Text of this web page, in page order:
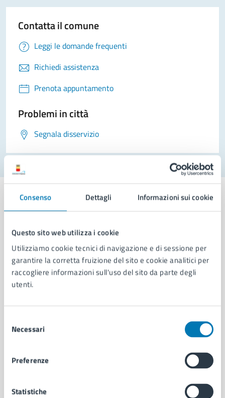
Consenso Dettagli Informazioni sui cookie
Questo sito web utilizza i cookie
Utilizziamo cookie tecnici di navigazione e di sessione per
garantire la corretta fruizione del sito e cookie analitici per
raccogliere informazioni sull'uso del sito da parte degli
utenti.
delNecessari
Preferenze
Statistiche
Contatta il comune
Leggi le domande frequenti
Richiedi assistenza
Prenota appuntamento
Problemi in città
Segnala disservizio
Comune di Napoli
AMMINISTRAZIONE
Aree amministrative
Organi di governo
Enti e fondazioni
Documenti e dati